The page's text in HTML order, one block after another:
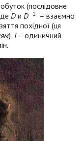
(послідовне
D и D–1
– взаємно
похідної (ця
), I– одиничний